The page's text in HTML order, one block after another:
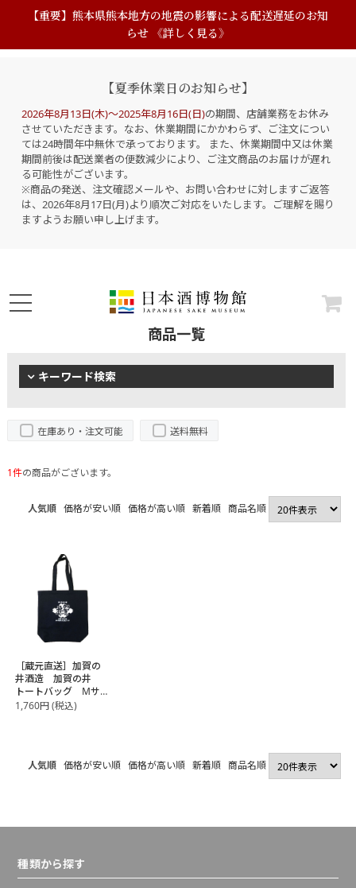
【重要】熊本県熊本地方の地震の影響による配送遅延のお知
らせ 《詳しく見る》
【夏季休業日のお知らせ】
2026年8月13日(木)～2025年8月16日(日)の期間、店舗業務をお休み
させていただきます。なお、休業期間にかかわらず、ご注文につい
ては24時間年中無休で承っております。 また、休業期間中又は休業
期間前後は配送業者の便数減少により、ご注文商品のお届けが遅れ
る可能性がございます。
※商品の発送、注文確認メールや、お問い合わせに対しますご返答
は、2026年8月17日(月)より順次ご対応をいたします。ご理解を賜り
ますようお願い申し上げます。
商品一覧
キーワード検索
在庫あり・注文可能 送料無料
1件の商品がございます。
人気順 価格が安い順 価格が高い順 新着順 商品名順
［蔵元直送］加賀の
井酒造 加賀の井
トートバッグ Mサ
イズ
1,760円(税込)
人気順 価格が安い順 価格が高い順 新着順 商品名順
種類から探す